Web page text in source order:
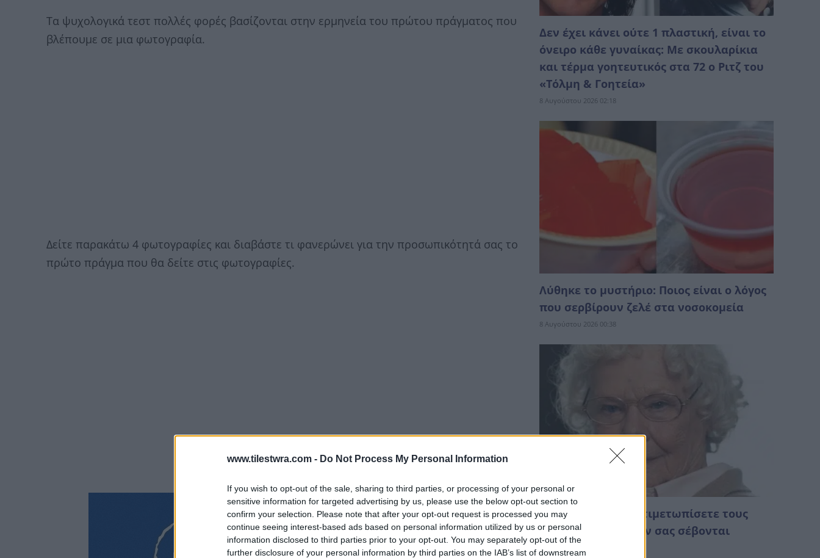
www.tilestwra.com - Do Not Process My Personal Information
If you wish to opt-out of the sale, sharing to third parties, or processing of your personal or
sensitive information for targeted advertising by us, please use the below opt-out section to
confirm your selection. Please note that after your opt-out request is processed you may
continue seeing interest-based ads based on personal information utilized by us or personal
information disclosed to third parties prior to your opt-out. You may separately opt-out of the
further disclosure of your personal information by third parties on the IAB’s list of downstream
Τα ψυχολογικά τεστ πολλές φορές βασίζονται στην ερμηνεία του πρώτου πράγματος που
βλέπουμε σε μια φωτογραφία.
Δείτε παρακάτω 4 φωτογραφίες και διαβάστε τι φανερώνει για την προσωπικότητά σας το
πρώτο πράγμα που θα δείτε στις φωτογραφίες.
Δεν έχει κάνει ούτε 1 πλαστική, είναι το
όνειρο κάθε γυναίκας: Με σκουλαρίκια
και τέρμα γοητευτικός στα 72 ο Ριτζ του
«Τόλμη & Γοητεία»
8 Αυγούστου 2026 02:18
Λύθηκε το μυστήριο: Ποιος είναι ο λόγος
που σερβίρουν ζελέ στα νοσοκομεία
8 Αυγούστου 2026 00:38
5 τρόποι για να αντιμετωπίσετε τους
ανθρώπους που δεν σας σέβονται